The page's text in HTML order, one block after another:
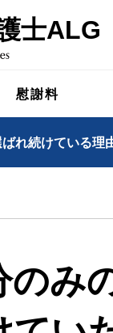
士ALG
慰謝料
れ続けている理
のみ